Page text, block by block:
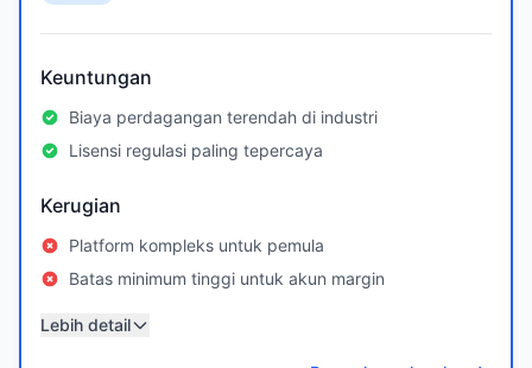
Keuntungan
Biaya perdagangan terendah di industri
Lisensi regulasi paling tepercaya
Kerugian
Platform kompleks untuk pemula
Batas minimum tinggi untuk akun margin
Lebih detail